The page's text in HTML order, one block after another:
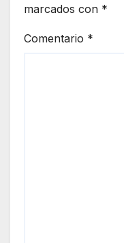
marcados con *
Comentario *